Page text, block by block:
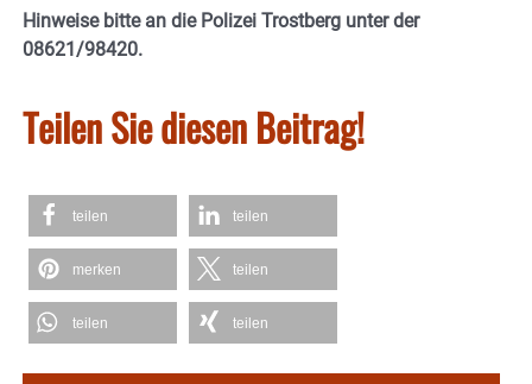
Hinweise bitte an die Polizei Trostberg unter der
08621/98420.
Teilen Sie diesen Beitrag!
teilen teilen
merken teilen
teilen teilen